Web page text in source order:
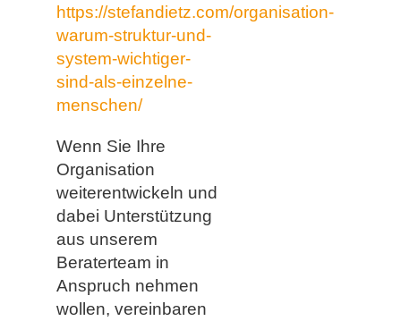
https://stefandietz.com/organisation-
warum-struktur-und-
system-wichtiger-
sind-als-einzelne-
menschen/
Wenn Sie Ihre
Organisation
weiterentwickeln und
dabei Unterstützung
aus unserem
Beraterteam in
Anspruch nehmen
wollen, vereinbaren